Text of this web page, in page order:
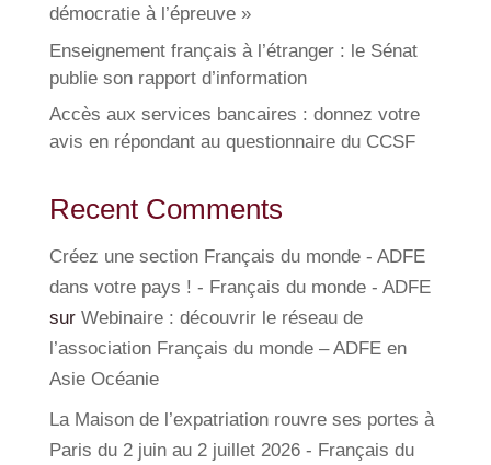
démocratie à l’épreuve »
Enseignement français à l’étranger : le Sénat
publie son rapport d’information
Accès aux services bancaires : donnez votre
avis en répondant au questionnaire du CCSF
Recent Comments
Créez une section Français du monde - ADFE
dans votre pays ! - Français du monde - ADFE
sur Webinaire : découvrir le réseau de
l’association Français du monde – ADFE en
Asie Océanie
La Maison de l’expatriation rouvre ses portes à
Paris du 2 juin au 2 juillet 2026 - Français du